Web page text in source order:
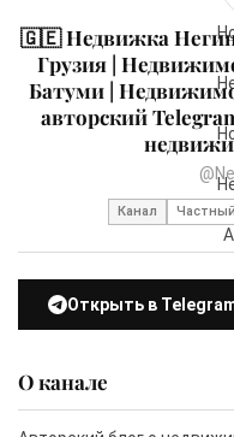
🇬🇪 Недвижка
Грузия |
Батуми |
авторский
Канал
Открыть в
О канале